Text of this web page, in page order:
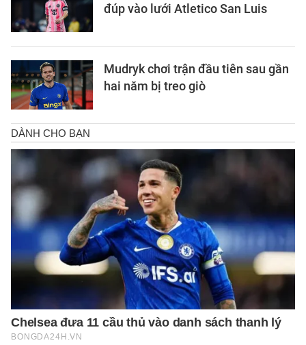
đúp vào lưới Atletico San Luis
Mudryk chơi trận đầu tiên sau gần
hai năm bị treo giò